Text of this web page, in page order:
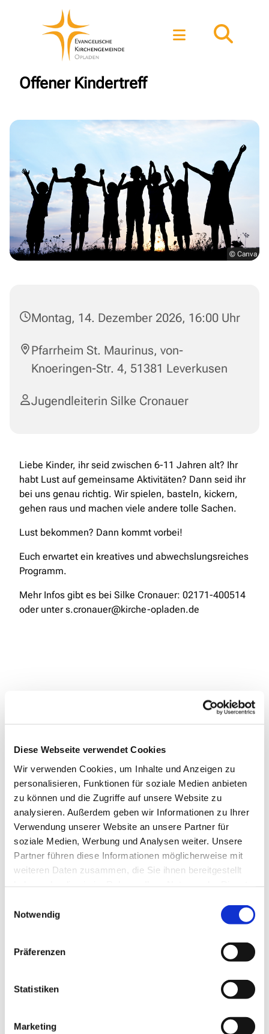
Diese Webseite verwendet Cookies
Wir verwenden Cookies, um Inhalte und Anzeigen zu
personalisieren, Funktionen für soziale Medien anbieten
zu können und die Zugriffe auf unsere Website zu
analysieren. Außerdem geben wir Informationen zu Ihrer
Verwendung unserer Website an unsere Partner für
soziale Medien, Werbung und Analysen weiter. Unsere
Partner führen diese Informationen möglicherweise mit
weiteren Daten zusammen, die Sie ihnen bereitgestellt
Notwendig
Präferenzen
Statistiken
Marketing
Offener Kindertreff
© Canva
Montag, 14. Dezember 2026, 16:00 Uhr
Pfarrheim St. Maurinus, von-
Knoeringen-Str. 4, 51381 Leverkusen
Jugendleiterin Silke Cronauer
Liebe Kinder, ihr seid zwischen 6-11 Jahren alt? Ihr
habt Lust auf gemeinsame Aktivitäten? Dann seid ihr
bei uns genau richtig. Wir spielen, basteln, kickern,
gehen raus und machen viele andere tolle Sachen.
Lust bekommen? Dann kommt vorbei!
Euch erwartet ein kreatives und abwechslungsreiches
Programm.
Mehr Infos gibt es bei Silke Cronauer: 02171-400514
oder unter s.cronauer@kirche-opladen.de